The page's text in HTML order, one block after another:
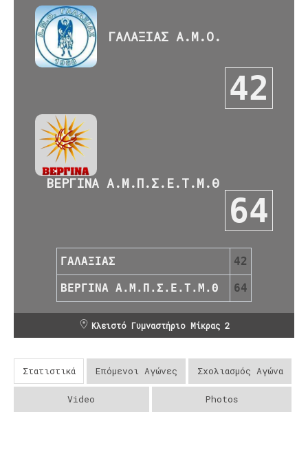
ΓΑΛΑΞΙΑΣ Α.Μ.Ο.
42
ΒΕΡΓΙΝΑ Α.Μ.Π.Σ.Ε.Τ.Μ.Θ
64
ΓΑΛΑΞΙΑΣ 42
ΒΕΡΓΙΝΑ Α.Μ.Π.Σ.Ε.Τ.Μ.Θ 64
Κλειστό Γυμναστήριο Μίκρας 2
Στατιστικά Επόμενοι Αγώνες Σχολιασμός Αγώνα
Video Photos